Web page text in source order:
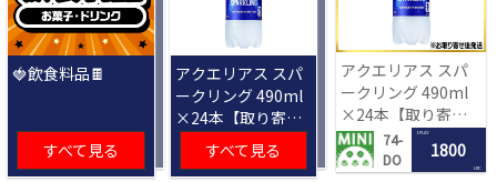
🍓飲食料品🍫
すべて見る
アクエリアス スパ
ークリング 490ml
×24本【取り寄せ
入荷後次第発送】
すべて見る
アクエリアス スパ
ークリング 490ml
×24本【取り寄せ
入荷後次第発送】
74-
DO
1 PLAY
1800
LRC